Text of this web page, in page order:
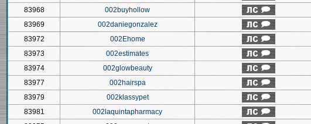
83968
002buyhollow
83969
002daniegonzalez
83972
002Ehome
83973
002estimates
83974
002glowbeauty
83977
002hairspa
83979
002klassypet
83981
002laquintapharmacy